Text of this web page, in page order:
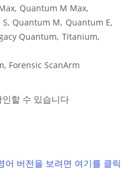
Quantum M Max
Quantum M Quantum E
Quantum Titanium
Forensic ScanArm
어 버전을 보려면 여기를 클릭